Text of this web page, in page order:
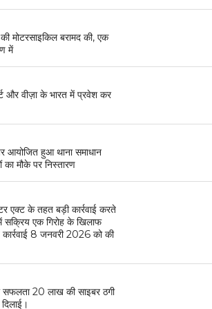
मोटरसाइकिल बरामद की, एक
में
और वीज़ा के भारत में प्रवेश कर
आयोजित हुआ थाना समाधान
मौके पर निस्तारण
एक्ट के तहत बड़ी कार्रवाई करते
में सक्रिय एक गिरोह के खिलाफ
8 जनवरी 2026 को की
सफलता 20 लाख की साइबर ठगी